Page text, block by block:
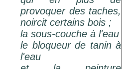
provoquer des taches,
noircit certains bois ;
la sous-couche à l'eau
le bloqueur de tanin à
l'eau